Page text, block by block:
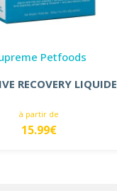
Petfoods
RECOVERY LIQUIDE
à partir de
15.99€